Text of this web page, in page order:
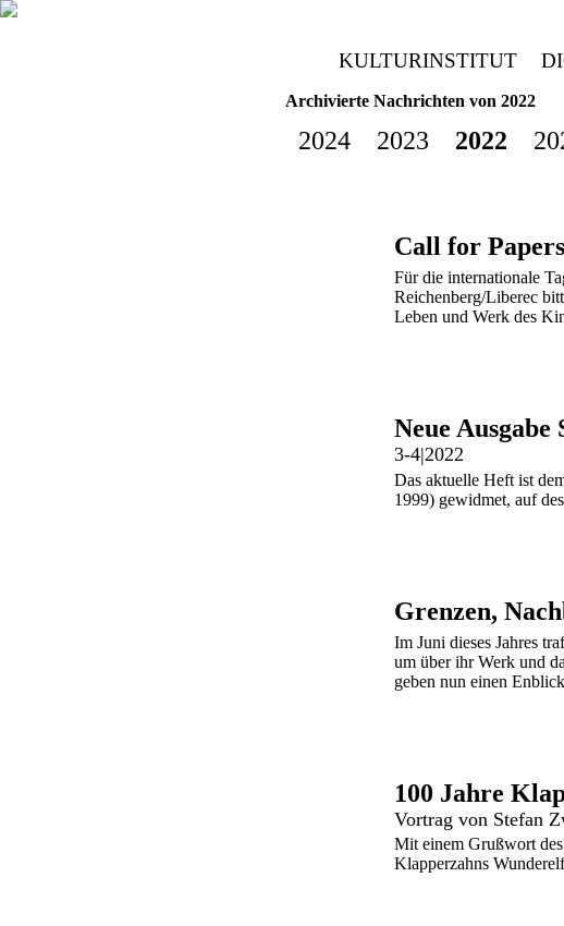
KULTURINSTITUT
Archivierte Nachrichten von 2022
2024 2023 2022
Call for
Für die internationale
Reichenberg/Liberec
Leben und Werk des
Neue Ausgabe
3-4|2022
Das aktuelle Heft ist
1999) gewidmet, auf
Im Juni dieses Jahres
um über ihr Werk und
geben nun einen
100 Jahre
Vortrag von Stefan
Mit einem Grußwort
Klapperzahns